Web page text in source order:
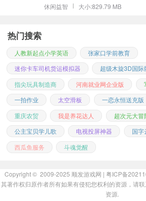
休闲益智 大小:829.79 MB
热门搜索
人教新起点小学英语
张家口学前教育
迷你卡车司机货运模拟器
超级木旋3D国际
指尖玩具制造商
河南就业网企业版
一拍作业
太空滑板 一恋永恒送充版
重庆农贸
我是养花达人
超次元大冒
公主宝贝学儿歌
电视投屏神器
国字
西瓜鱼服务
斗魂觉醒
Copyright © 2009-2025 顺发游戏网 | 粤ICP备
其著作权归原作者所有如果有侵犯您权利的资源，请
资源.